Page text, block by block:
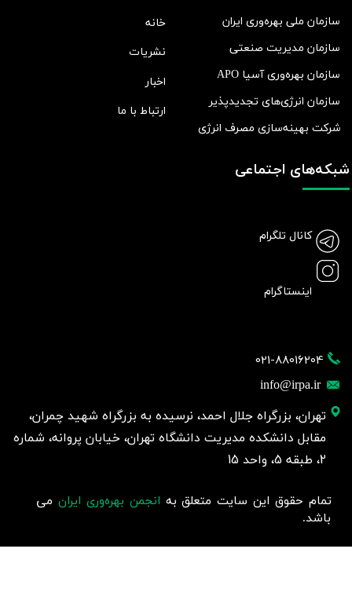
021-88016204
info@irpa.ir
تهران، بزرگراه جلال احمد، نرسیده به بزرگراه شهید چمران،
مقابل دانشکده مدیریت دانشگاه تهران، خیابان پروانه، شماره
2، طبقه 5، واحد 15
خانه
نشریات
اخبار
ارتباط با ما
سازمان ملی بهره‌وری ایران
سازمان مدیریت صنعتی
سازمان بهره‌وری آسیا APO
سازمان انرژی‌های تجدیدپذیر
شرکت بهينه‌سازی مصرف انرژی
شبکه‌های اجتماعی
کانال تلگرام
اینستاگرام
تمام حقوق این سایت متعلق به انجمن بهره‌وری ایران می
باشد.